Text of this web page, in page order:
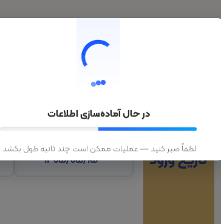
تورهای داخلی
تاریخ ورود
در حال آماده‌سازی اطلاعات
لطفاً صبر کنید — عملیات ممکن است چند ثانیه طول بکشد.